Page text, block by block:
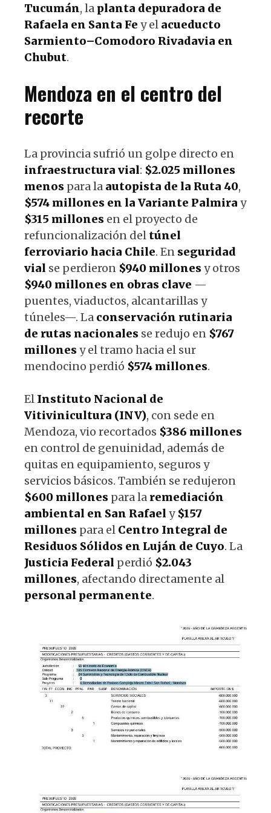
Tucumán, la planta depuradora de
Rafaela en Santa Fe y el acueducto
Sarmiento–Comodoro Rivadavia en
Chubut.
Mendoza en el centro del
recorte
La provincia sufrió un golpe directo en
infraestructura vial: $2.025 millones
menos para la autopista de la Ruta 40,
$574 millones en la Variante Palmira y
$315 millones en el proyecto de
refuncionalización del túnel
ferroviario hacia Chile. En seguridad
vial se perdieron $940 millonesy otros
$940 millones en obras clave —
puentes, viaductos, alcantarillas y
túneles—. La conservación rutinaria
de rutas nacionales se redujo en $767
millonesy el tramo hacia el sur
mendocino perdió $574 millones.
El Instituto Nacional de
Vitivinicultura (INV), con sede en
Mendoza, vio recortados $386 millones
en control de genuinidad, además de
quitas en equipamiento, seguros y
servicios básicos. También se redujeron
$600 millones para la remediación
ambiental en San Rafael y $157
millones para el Centro Integral de
Residuos Sólidos en Luján de Cuyo. La
Justicia Federal perdió $2.043
millones, afectando directamente al
personal permanente.